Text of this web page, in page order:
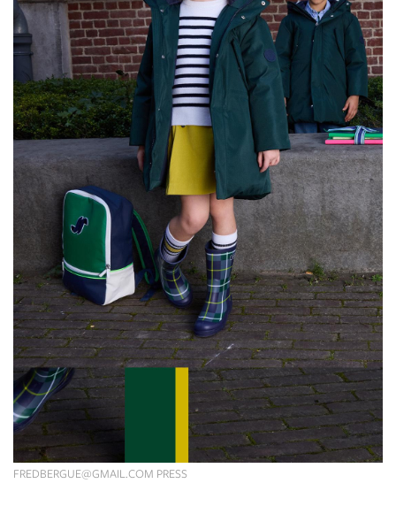
FREDBERGUE@GMAIL.COM PRESS